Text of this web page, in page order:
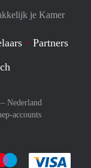
je Kamer
Partners
Nederland
accounts
af met Paypal
gemakkelijk af met
Je rekent